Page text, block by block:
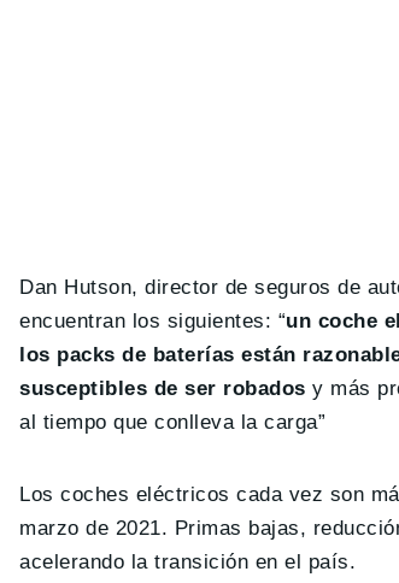
Dan Hutson, director de seguros de
encuentran los siguientes: “un coche
los packs de baterías están
susceptibles de ser robados y más
al tiempo que conlleva la carga”
Los coches eléctricos cada vez son
marzo de 2021. Primas bajas,
acelerando la transición en el país.